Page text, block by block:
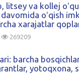
litsey va kollej
oʻqish
xarajatlar
269209
barcha
yotoqxona,